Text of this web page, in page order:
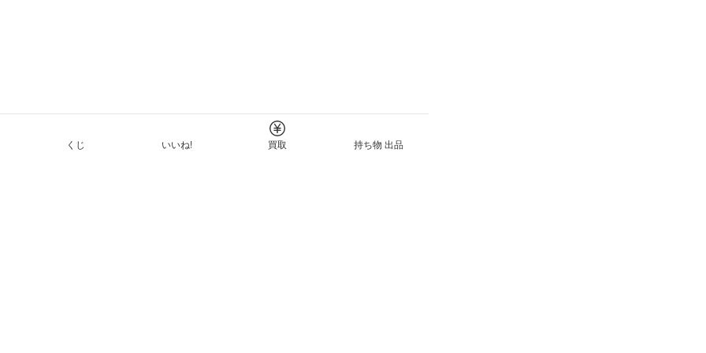
くじ いいね! 買取 持ち物 出品